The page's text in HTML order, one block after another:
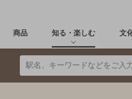
商品 知る・楽しむ 文